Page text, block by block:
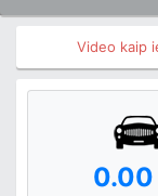
Video kaip
0.00